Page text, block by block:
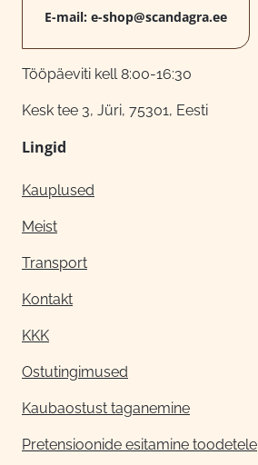
E-mail: e-shop@scandagra.ee
Tööpäeviti kell 8:00-16:30
Kesk tee 3, Jüri, 75301, Eesti
Lingid
Kauplused
Meist
Transport
Kontakt
KKK
Ostutingimused
Kaubaostust taganemine
Pretensioonide esitamine toodetele